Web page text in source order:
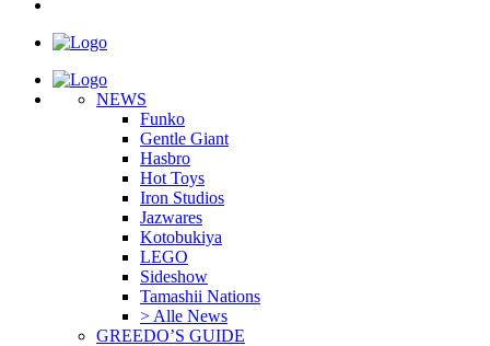
NEWS
Funko
Gentle Giant
Hasbro
Hot Toys
Iron Studios
Jazwares
Kotobukiya
LEGO
Sideshow
Tamashii Nations
> Alle News
GREEDO’S GUIDE